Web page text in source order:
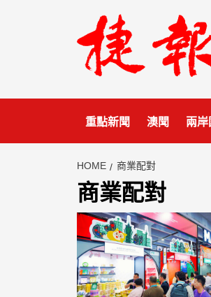
重點新聞 澳聞 兩岸
HOME 商業配對
商業配對